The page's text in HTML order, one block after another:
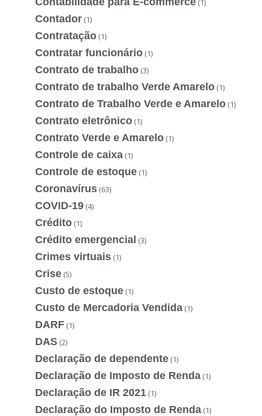
(1)
Contador (1)
Contratação (1)
Contratar funcionário (1)
Contrato de trabalho (3)
Contrato de trabalho Verde Amarelo (1)
Contrato de Trabalho Verde e Amarelo (1)
Contrato eletrônico (1)
Contrato Verde e Amarelo (1)
Controle de caixa (1)
Controle de estoque (1)
Coronavírus (63)
COVID-19 (4)
Crédito (1)
Crédito emergencial (3)
Crimes virtuais (1)
Crise (5)
Custo de estoque (1)
Custo de Mercadoria Vendida (1)
DARF (1)
DAS (2)
Declaração de dependente (1)
Declaração de Imposto de Renda (1)
Declaração de IR 2021 (1)
Declaração do Imposto de Renda (1)